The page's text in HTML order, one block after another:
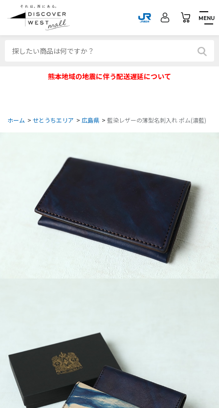
MENU
熊本地域の地震に伴う配送遅延について
ホーム > せとうちエリア > 広島県 > 藍染レザーの薄型名刺入れ ポム(濃藍)